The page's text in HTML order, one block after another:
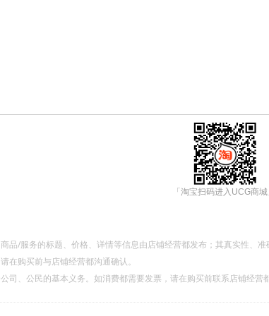
品/服务的标题、价格、详情等信息由店铺经营都发布；其真实性、
在购买前与店铺经营都沟通确认。
司、公民的基本义务。如消费都需要发票，请在购买前联系店铺经营都
「淘宝扫码进入UCG商城